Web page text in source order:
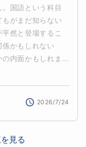
国語という科目
がまだ知らない
然と登場するこ
かもしれない
の内面かもしれま...
2026/7/24
見る